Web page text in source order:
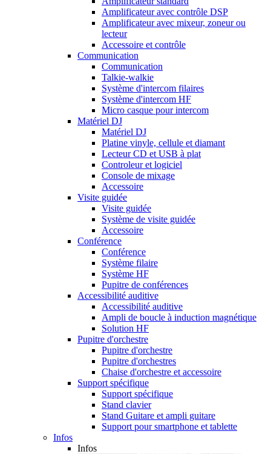
Amplificateur avec contrôle DSP
Amplificateur avec mixeur, zoneur ou
lecteur
Accessoire et contrôle
Communication
Communication
Talkie-walkie
Système d'intercom filaires
Système d'intercom HF
Micro casque pour intercom
Matériel DJ
Matériel DJ
Platine vinyle, cellule et diamant
Lecteur CD et USB à plat
Controleur et logiciel
Console de mixage
Accessoire
Visite guidée
Visite guidée
Système de visite guidée
Accessoire
Conférence
Conférence
Système filaire
Système HF
Pupitre de conférences
Accessibilité auditive
Accessibilité auditive
Ampli de boucle à induction magnétique
Solution HF
Pupitre d'orchestre
Pupitre d'orchestre
Pupitre d'orchestres
Chaise d'orchestre et accessoire
Support spécifique
Support spécifique
Stand clavier
Stand Guitare et ampli guitare
Support pour smartphone et tablette
Infos
Infos